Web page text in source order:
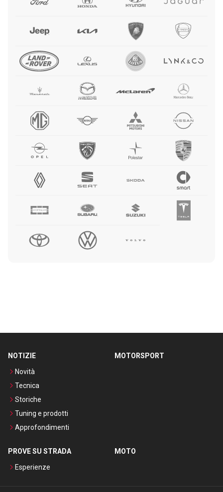
NOTIZIE
Novità
Tecnica
Storiche
Tuning e prodotti
Approfondimenti
MOTORSPORT
PROVE SU STRADA
Esperienze
MOTO